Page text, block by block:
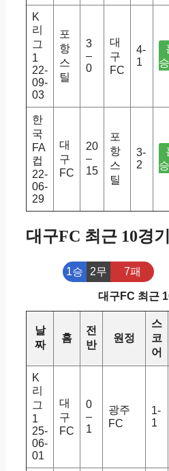
K
리
그
1
22-
09-
03
포
항
스
틸
3
–
0
대
구
FC
4-
1
승
한
국
FA
컵
22-
06-
29
대
구
FC
20
–
15
포
항
스
틸
3-
2
승
대구FC 최근 10경기
1승 2무 7패
대구FC 최근
날
짜
홈
전
반
원정
스
코
어
K
리
그
1
25-
06-
01
대
구
FC
0
–
1
광주
FC
1-
1